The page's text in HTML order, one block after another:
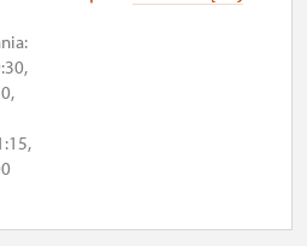
15.00